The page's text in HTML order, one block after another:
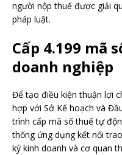
người nộp thuế được giải
pháp luật.
Cấp 4.199 mã
doanh nghiệp
Để tạo điều kiện thuận lợi
hợp với Sở Kế hoạch và
trình cấp mã số thuế tự
thống ứng dụng kết nối
ký kinh doanh và cơ quan